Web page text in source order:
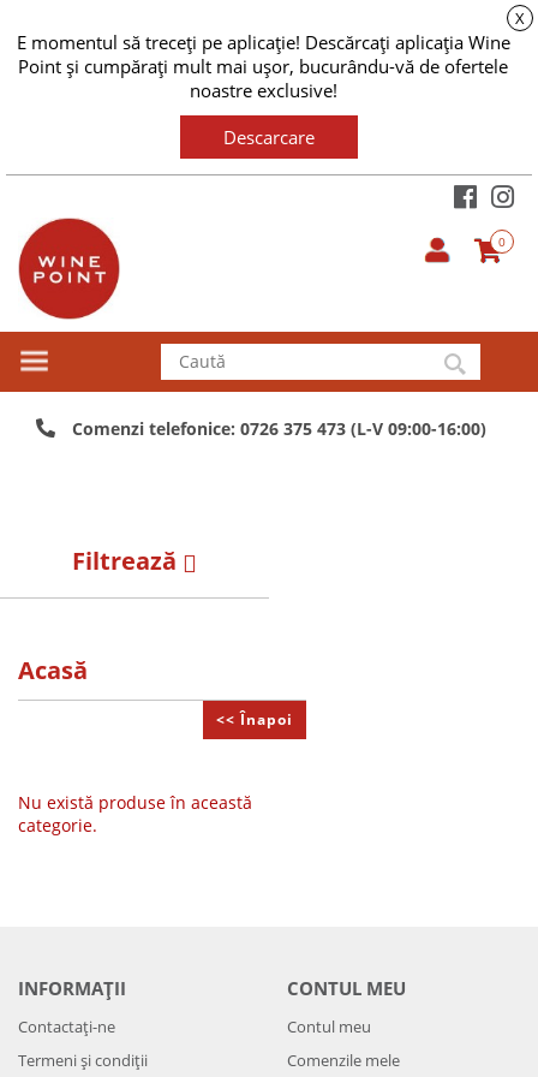
E momentul să treceți pe aplicație! Descărcați aplicația Wine
Point și cumpărați mult mai ușor, bucurându-vă de ofertele
noastre exclusive!
X
Descarcare
0
Comenzi telefonice: 0726 375 473 (L-V 09:00-16:00)
Filtrează
Acasă
<< Înapoi
Nu există produse în această
categorie.
INFORMAȚII
Contactați-ne
Termeni și condiții
CONTUL MEU
Contul meu
Comenzile mele